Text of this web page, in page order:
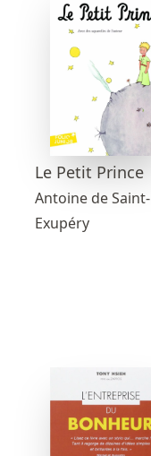
Le Petit Prince
Antoine de Saint-
Exupéry